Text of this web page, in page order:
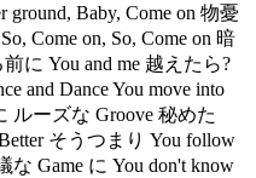
ground, Baby, Come on 物憂
Come on, So, Come on 暗
に You and me 越えたら?
and Dance You move into
ルーズな Groove 秘めた
そうつまり You follow
な Game に You don't know